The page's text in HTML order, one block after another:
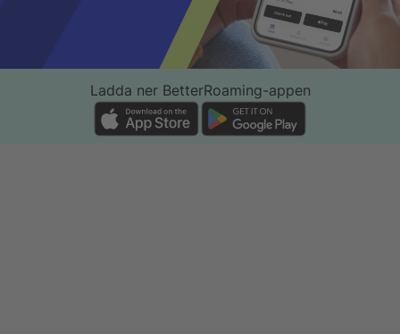
Skaffa en eSIM
Ladda ner BetterRoaming-appen